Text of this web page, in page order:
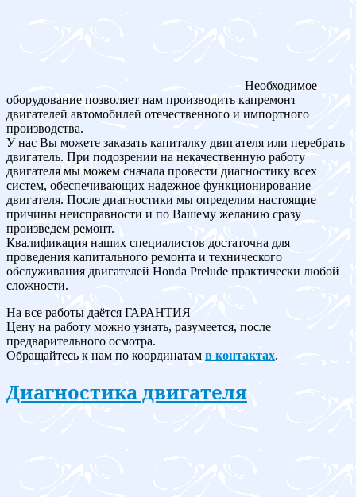
Необходимое
оборудование позволяет нам производить капремонт
двигателей автомобилей отечественного и импортного
производства.
У нас Вы можете заказать капиталку двигателя или перебрать
двигатель. При подозрении на некачественную работу
двигателя мы можем сначала провести диагностику всех
систем, обеспечивающих надежное функционирование
двигателя. После диагностики мы определим настоящие
причины неисправности и по Вашему желанию сразу
произведем ремонт.
Квалификация наших специалистов достаточна для
проведения капитального ремонта и технического
обслуживания двигателей Honda Prelude практически любой
сложности.
На все работы даётся ГАРАНТИЯ
Цену на работу можно узнать, разумеется, после
предварительного осмотра.
Обращайтесь к нам по координатам в контактах.
Диагностика двигателя